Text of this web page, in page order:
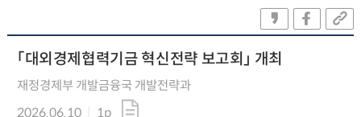
「대외경제협력기금 혁신전략 보고회」 개최
재정경제부 개발금융국 개발전략과
2026.06.10
1p